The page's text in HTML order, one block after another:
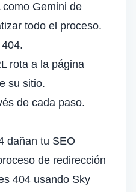
Gemini de
todo el proceso.
rota a la página
su sitio.
de cada paso.
dañan tu SEO
de redirección
404 usando Sky